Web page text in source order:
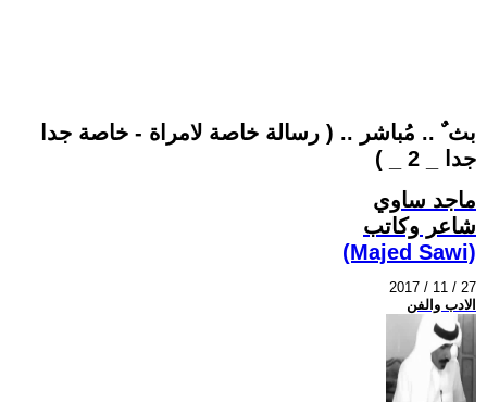
بث ٌ .. مُباشر .. ( رسالة خاصة لامراة - خاصة جدا
جدا _ 2 _ )
ماجد ساوي
شاعر وكاتب
(Majed Sawi)
2017 / 11 / 27
الادب والفن